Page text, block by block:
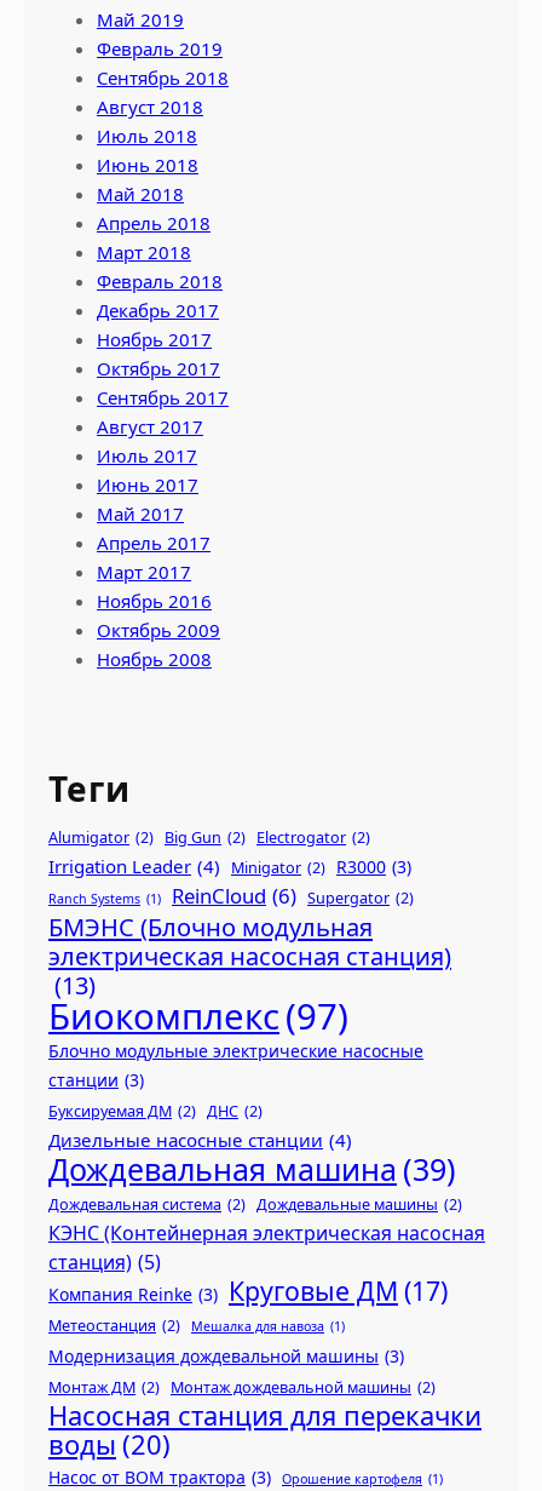
Май 2019
Февраль 2019
Сентябрь 2018
Август 2018
Июль 2018
Июнь 2018
Май 2018
Апрель 2018
Март 2018
Февраль 2018
Декабрь 2017
Ноябрь 2017
Октябрь 2017
Сентябрь 2017
Август 2017
Июль 2017
Июнь 2017
Май 2017
Апрель 2017
Март 2017
Ноябрь 2016
Октябрь 2009
Ноябрь 2008
Теги
Alumigator (2) Big Gun (2) Electrogator (2)
Irrigation Leader (4) Minigator (2) R3000 (3)
Ranch Systems (1) ReinCloud (6) Supergator (2)
БМЭНС (Блочно модульная
электрическая насосная станция)
(13)
Биокомплекс(97)
Блочно модульные электрические насосные
станции (3)
Буксируемая ДМ (2) ДНС (2)
Дизельные насосные станции (4)
Дождевальная машина (39)
Дождевальная система (2) Дождевальные машины (2)
КЭНС (Контейнерная электрическая насосная
станция) (5)
Компания Reinke (3) Круговые ДМ (17)
Метеостанция (2) Мешалка для навоза (1)
Модернизация дождевальной машины (3)
Монтаж ДМ (2) Монтаж дождевальной машины (2)
Насосная станция для перекачки
воды (20)
Насос от ВОМ трактора (3) Орошение картофеля (1)